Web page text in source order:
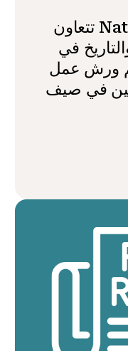
National History Day تتعاون
في
ورش عمل
في صيف